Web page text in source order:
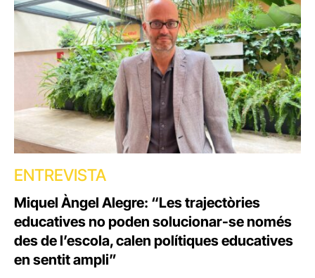
ENTREVISTA
Miquel Àngel Alegre: “Les trajectòries
educatives no poden solucionar-se només
des de l’escola, calen polítiques educatives
en sentit ampli”